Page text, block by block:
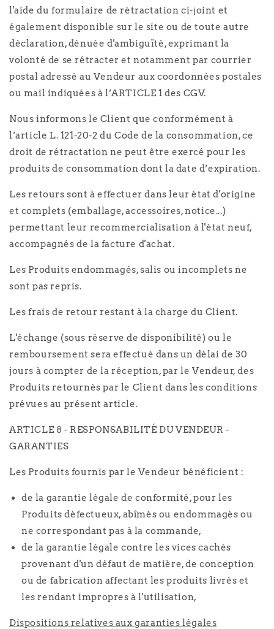
l'aide du formulaire de rétractation ci-joint et
également disponible sur le site ou de toute autre
déclaration, dénuée d'ambiguïté, exprimant la
volonté de se rétracter et notamment par courrier
postal adressé au Vendeur aux coordonnées postales
ou mail indiquées à l’ARTICLE 1 des CGV.
Nous informons le Client que conformément à
l’article L. 121-20-2 du Code de la consommation, ce
droit de rétractation ne peut être exercé pour les
produits de consommation dont la date d’expiration.
Les retours sont à effectuer dans leur état d'origine
et complets (emballage, accessoires, notice...)
permettant leur recommercialisation à l'état neuf,
accompagnés de la facture d'achat.
Les Produits endommagés, salis ou incomplets ne
sont pas repris.
Les frais de retour restant à la charge du Client.
L'échange (sous réserve de disponibilité) ou le
remboursement sera effectué dans un délai de 30
jours à compter de la réception, par le Vendeur, des
Produits retournés par le Client dans les conditions
prévues au présent article.
ARTICLE 8 - RESPONSABILITÉ DU VENDEUR -
GARANTIES
Les Produits fournis par le Vendeur bénéficient :
de la garantie légale de conformité, pour les
Produits défectueux, abîmés ou endommagés ou
ne correspondant pas à la commande,
de la garantie légale contre les vices cachés
provenant d'un défaut de matière, de conception
ou de fabrication affectant les produits livrés et
les rendant impropres à l'utilisation,
Dispositions relatives aux garanties légales